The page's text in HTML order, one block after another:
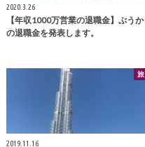
2020.3.26
【年収1000万営業の退職金】ぷうか
の退職金を発表します。
旅
2019.11.16